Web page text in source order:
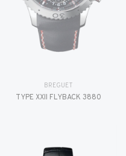
BREGUET
TYPE XXII FLYBACK 3880